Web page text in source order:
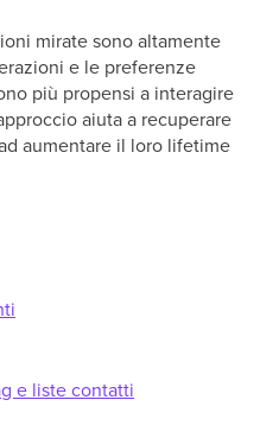
mirate sono altamente
e le preferenze
più propensi a interagire
aiuta a recuperare
aumentare il loro lifetime
e liste contatti